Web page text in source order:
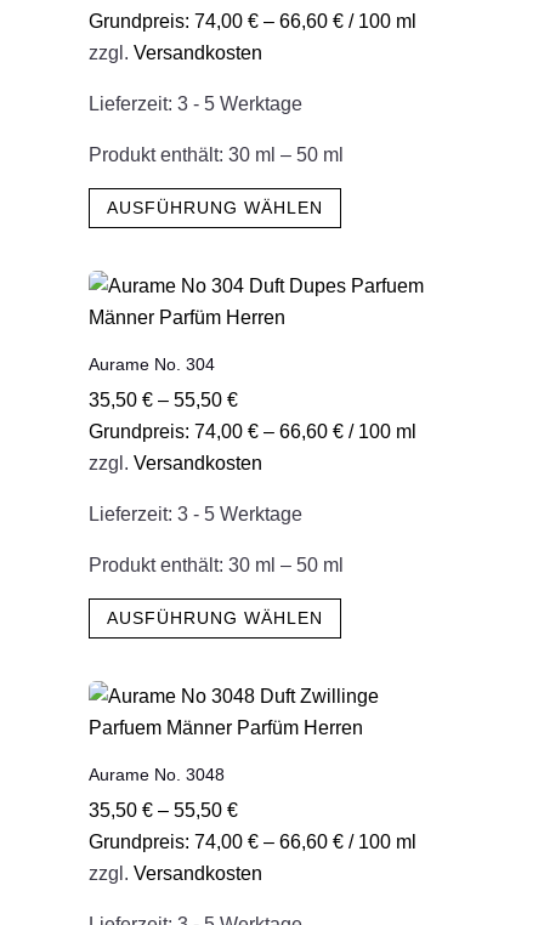
können
gewählt
werden
Grundpreis:74,00€ –66,60€ / 100 ml
zzgl.Versandkosten
Lieferzeit:3 - 5 Werktage
Produkt enthält: 30 ml – 50 ml
AUSFÜHRUNG WÄHLEN
Dieses
mehrere
können
gewählt
werden
Aurame No. 304
35,50€ –55,50€
Grundpreis:74,00€ –66,60€ / 100 ml
zzgl.Versandkosten
Lieferzeit:3 - 5 Werktage
Produkt enthält: 30 ml – 50 ml
AUSFÜHRUNG WÄHLEN
Dieses
mehrere
Varianten
können
Aurame No. 3048
35,50€ –55,50€
Grundpreis:74,00€ –66,60€ / 100 ml
zzgl.Versandkosten